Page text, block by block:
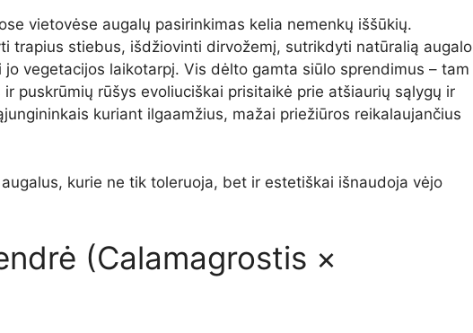
vietovėse augalų pasirinkimas kelia nemenkų iššūkių.
trapius stiebus, išdžiovinti dirvožemį, sutrikdyti natūralią augalo
vegetacijos laikotarpį. Vis dėlto gamta siūlo sprendimus – tam
puskrūmių rūšys evoliuciškai prisitaikė prie atšiaurių sąlygų ir
kuriant ilgaamžius, mažai priežiūros reikalaujančius
kurie ne tik toleruoja, bet ir estetiškai išnaudoja vėjo
(Calamagrostis ×